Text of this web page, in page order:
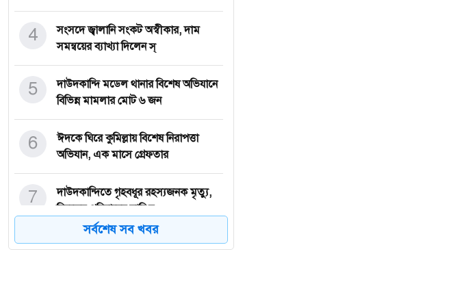
সংসদে জ্বালানি সংকট অস্বীকার, দাম
সমন্বয়ের ব্যাখ্যা দিলেন স্
4
দাউদকান্দি মডেল থানার বিশেষ অভিযানে
বিভিন্ন মামলার মোট ৬ জন
5
ঈদকে ঘিরে কুমিল্লায় বিশেষ নিরাপত্তা
অভিযান, এক মাসে গ্রেফতার
6
দাউদকান্দিতে গৃহবধূর রহস্যজনক মৃত্যু,
নিহতের পরিবারের দাবি হ
7
কুবিতে বর্ণাঢ্য আয়োজনে পহেলা বৈশাখ
8
সর্বশেষ সব খবর